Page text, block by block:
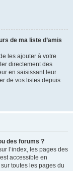
de ma liste d’amis
les ajouter à votre
directement des
en saisissant leur
de vos listes depuis
des forums ?
l’index, les pages des
accessible en
toutes les pages du